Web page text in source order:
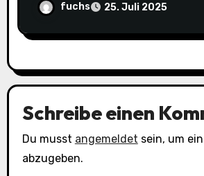
fuchs 25. Juli 2025
Schreibe einen
Du musst angemeldet sein, um
abzugeben.